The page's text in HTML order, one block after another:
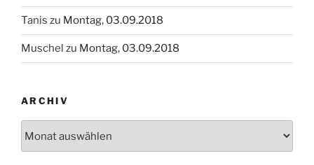
Tanis zu Montag, 03.09.2018
Muschel zu Montag, 03.09.2018
ARCHIV